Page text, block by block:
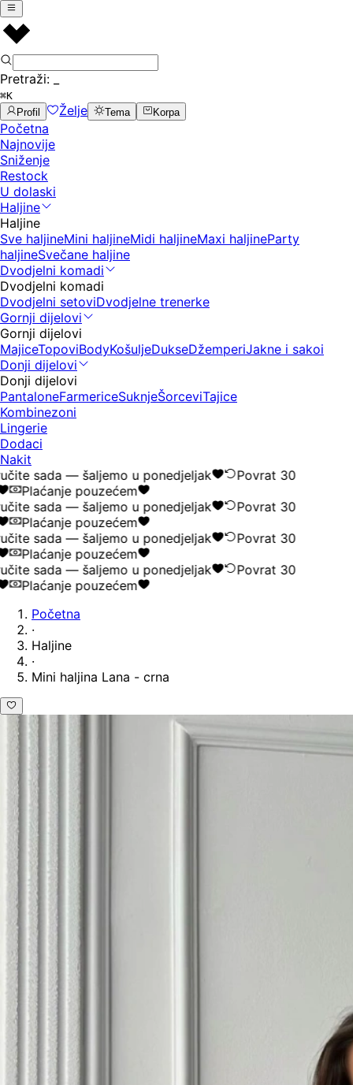
Pretraži:
⌘K
Profil
Želje Tema Korpa
Početna
Najnovije
Sniženje
Restock
U dolaski
Haljine
Haljine
Sve haljineMini haljineMidi haljineMaxi haljineParty
haljineSvečane haljine
Dvodjelni komadi
Dvodjelni komadi
Dvodjelni setoviDvodjelne trenerke
Gornji dijelovi
Gornji dijelovi
MajiceTopoviBodyKošuljeDukseDžemperiJakne i sakoi
Donji dijelovi
Donji dijelovi
PantaloneFarmericeSuknjeŠorceviTajice
Kombinezoni
Lingerie
Dodaci
Nakit
sada — šaljemo u ponedjeljak
Povrat 30
Plaćanje pouzećem
sada — šaljemo u ponedjeljak
Povrat 30
Plaćanje pouzećem
sada — šaljemo u ponedjeljak
Povrat 30
Plaćanje pouzećem
sada — šaljemo u ponedjeljak
Povrat 30
Plaćanje pouzećem
Početna
·
Haljine
·
Mini haljina Lana - crna